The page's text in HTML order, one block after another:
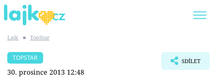
SHOPAHOLICADEL
Lajk ■ TopStar
TOPSTAR
30. prosince 2013 12:48
SDÍLET